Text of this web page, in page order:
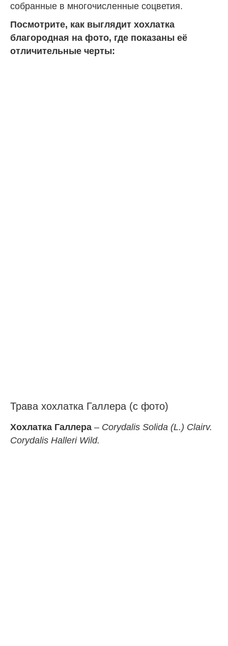
собранные в многочисленные соцветия.
Посмотрите, как выглядит хохлатка
благородная на фото, где показаны её
отличительные черты:
Трава хохлатка Галлера (с фото)
Хохлатка Галлера – Corydalis Solida (L.) Clairv.
Corydalis Halleri Wild.